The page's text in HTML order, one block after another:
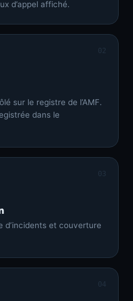
d’appel affiché.
02
sur le registre de l’AMF.
dans le
03
d’incidents et couverture
04